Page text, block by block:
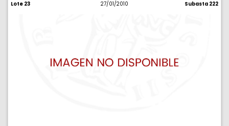
Lote 23 27/01/2010 Subasta 222